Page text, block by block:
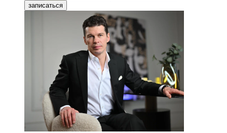
записаться